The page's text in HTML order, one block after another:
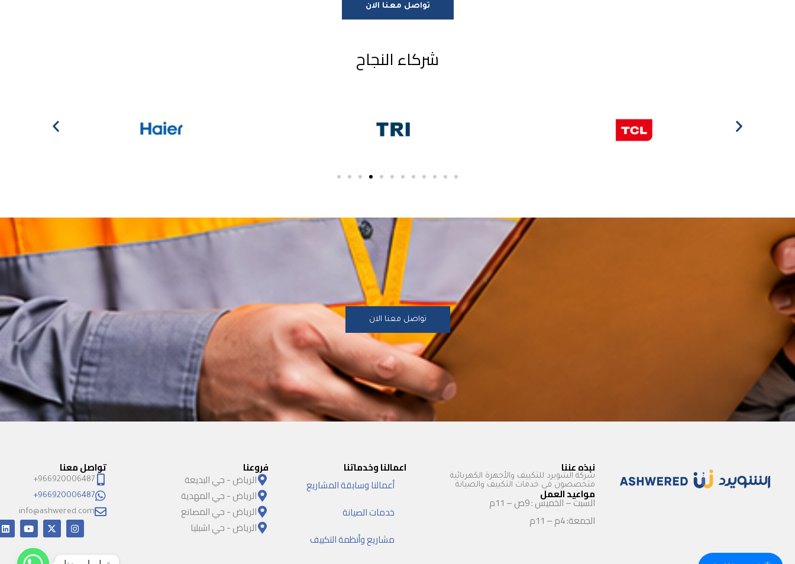
تواصل معنا الان
شركاء النجاح
تواصل معنا الان
تواصل معنا
966920006487+
966920006487+
info@ashwered.com
I
n
X
-
Y
o
t
u
L
i
فروعنا
الرياض - حي البديعة
الرياض - حي المهدية
الرياض - حي المصانع
الرياض - حي اشبليا
اعمالنا وخدماتنا
أعمالنا وسابقة المشاريع
خدمات الصيانة
مشاريع وأنظمة التكييف
نبذه عننا
شركة الشويرد للتكييف والأجهزة الكهربائية
متخصصون في خدمات التكييف والصيانة
مواعيد العمل
السبت – الخميس : 9ص – 11م
الجمعة: 4م – 11م